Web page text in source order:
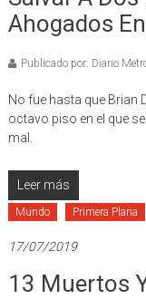
Ahogados
Publicado por: Diario
No fue hasta que Brian
octavo piso en el que
mal.
Leer más
Mundo Primera Plana
17/07/2019
13 Muertos